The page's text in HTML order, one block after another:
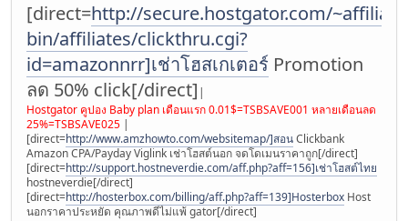
[direct=http://secure.hostgator.com/~affiliat/
bin/affiliates/clickthru.cgi?
id=amazonnrr]เช่าโฮสเกเตอร์ Promotion
ลด 50% click[/direct] |
Hostgator คูปอง Baby plan เดือนแรก 0.01$=TSBSAVE001 หลายเดือนลด
25%=TSBSAVE025 |
[direct=http://www.amzhowto.com/websitemap/]สอนClickbank
Amazon CPA/Payday Viglink เช่าโฮสต์นอก จดโดเมนราคาถูก[/direct]
[direct=http://support.hostneverdie.com/aff.php?aff=156]เช่าโฮสต์ไทย
hostneverdie[/direct]
[direct=http://hosterbox.com/billing/aff.php?aff=139]Hosterbox Host
นอกราคาประหยัด คุณภาพดีไม่แพ้ gator[/direct]